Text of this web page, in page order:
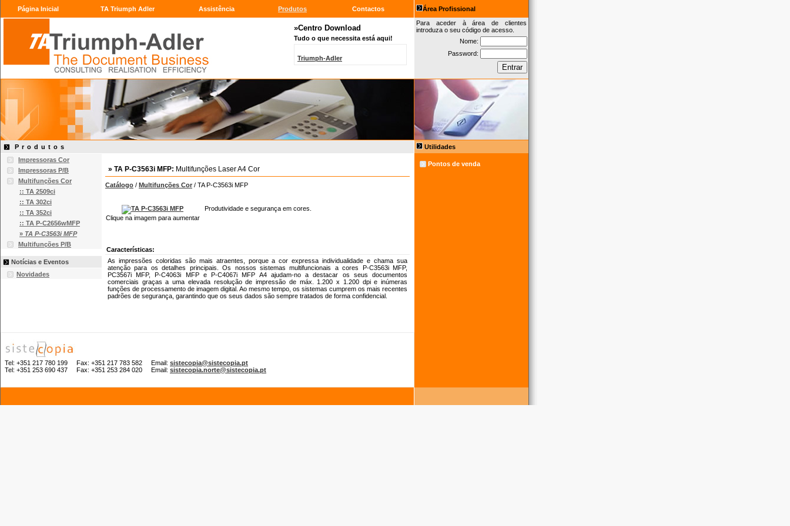
»Centro Download
Tudo o que necessita está aqui!
Triumph-Adler
Página Inicial TA Triumph Adler Assistência Produtos Contactos
Área Profissional
Para aceder à área de clientes
introduza o seu código de acesso.
Nome:
Password:
Produtos
Utilidades
Impressoras Cor
Impressoras P/B
Multifunções Cor
:: TA 2509ci
:: TA 302ci
:: TA 352ci
:: TA P-C2656wMFP
» TA P-C3563i MFP
Multifunções P/B
Notícias e Eventos
Novidades
» TA P-C3563i MFP: Multifunções Laser A4 Cor
Catálogo / Multifunções Cor / TA P-C3563i MFP
Clique na imagem para aumentar
Produtividade e segurança em cores.
Características:
As impressões coloridas são mais atraentes, porque a cor expressa individualidade e chama sua
atenção para os detalhes principais. Os nossos sistemas multifuncionais a cores P-C3563i MFP,
PC3567i MFP, P-C4063i MFP e P-C4067i MFP A4 ajudam-no a destacar os seus documentos
comerciais graças a uma elevada resolução de impressão de máx. 1.200 x 1.200 dpi e inúmeras
funções de processamento de imagem digital. Ao mesmo tempo, os sistemas cumprem os mais recentes
padrões de segurança, garantindo que os seus dados são sempre tratados de forma confidencial.
Tel: +351 217 780 199 Fax: +351 217 783 582 Email: sistecopia@sistecopia.pt
Tel: +351 253 690 437 Fax: +351 253 284 020 Email: sistecopia.norte@sistecopia.pt
Pontos de venda